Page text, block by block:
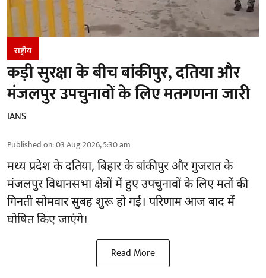
राष्ट्रीय
कड़ी सुरक्षा के बीच बांकीपुर, दतिया और
मंजलपुर उपचुनावों के लिए मतगणना जारी
IANS
Published on:03 Aug 2026, 5:30 am
मध्य प्रदेश के दतिया, बिहार के बांकीपुर और गुजरात के
मंजलपुर विधानसभा क्षेत्रों में हुए उपचुनावों के लिए मतों की
गिनती सोमवार सुबह शुरू हो गई। परिणाम आज बाद में
घोषित किए जाएंगे।
Read More